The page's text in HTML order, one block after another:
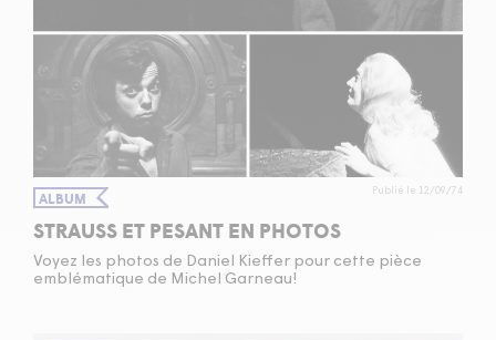
ALBUM Publié le 12/09/74
STRAUSS ET PESANT EN PHOTOS
Voyez les photos de Daniel Kieffer pour cette pièce
emblématique de Michel Garneau!